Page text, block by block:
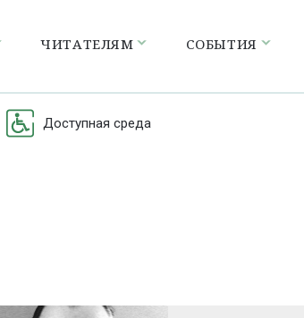
ЧИТАТЕЛЯМ СОБЫТИЯ
Доступная среда